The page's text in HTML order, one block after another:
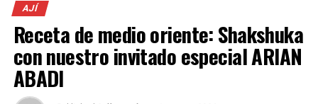
AJÍ
Receta de medio oriente: Shakshuka
con nuestro invitado especial ARIAN
ABADI